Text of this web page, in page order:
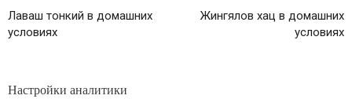
Лаваш тонкий в домашних
условиях
Жингялов хац в домашних
условиях
Настройки аналитики